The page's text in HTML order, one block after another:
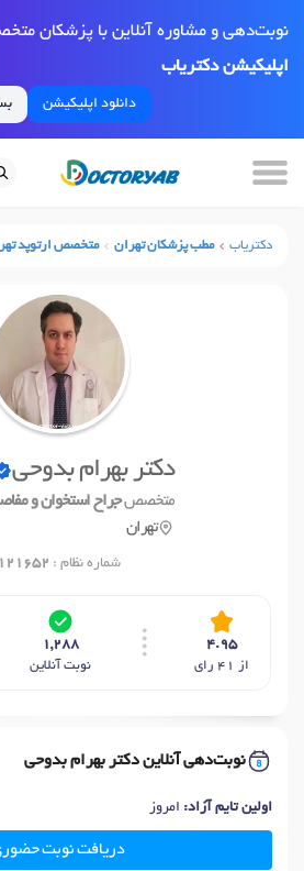
نوبت‌دهی و مشاوره آنلاین با پزشکان
اپلیکیشن دکتریاب
دانلود اپلیکیشن
دکتریاب مطب پزشکان تهران متخصص ارتوپد
دکتر بهرام بدوحی
متخصصجراح استخوان و
تهران
شماره نظام : 121652
4.95
از 41 رای
1,288
نوبت آنلاین
نوبت‌دهی آنلاین دکتر بهرام بدوحی
اولین تایم آزاد: امروز
دریافت نوبت